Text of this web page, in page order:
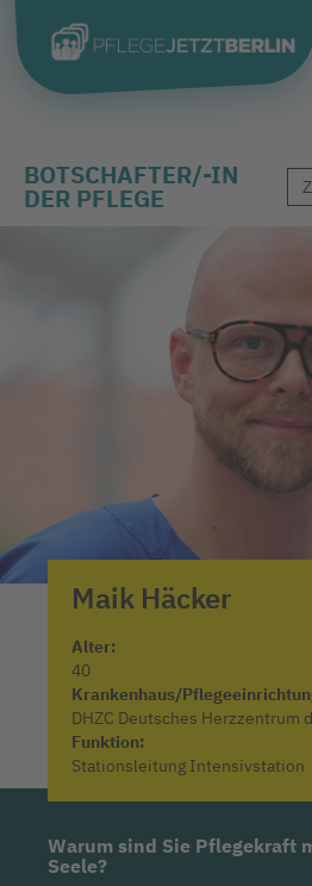
BOTSCHAFTER/-IN
DER PFLEGE
Maik Häcker
Alter:
40
Krankenhaus/
DHZC Deutsches Herzzentrum
Funktion:
Stationsleitung Intensivstation
Warum sind Sie Pflegekraft
Seele?